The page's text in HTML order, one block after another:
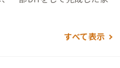
ン、風呂、トイレがありま
すべて表示